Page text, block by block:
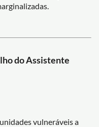
do Assistente
vulneráveis a